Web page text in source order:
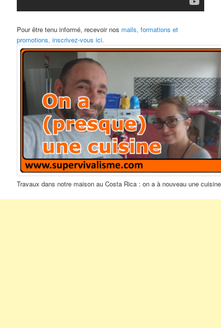
Pour être tenu informé, recevoir nos mails, formations et
promotions, inscrivez-vous ici.
Travaux dans notre maison au Costa Rica : on a à nouveau une